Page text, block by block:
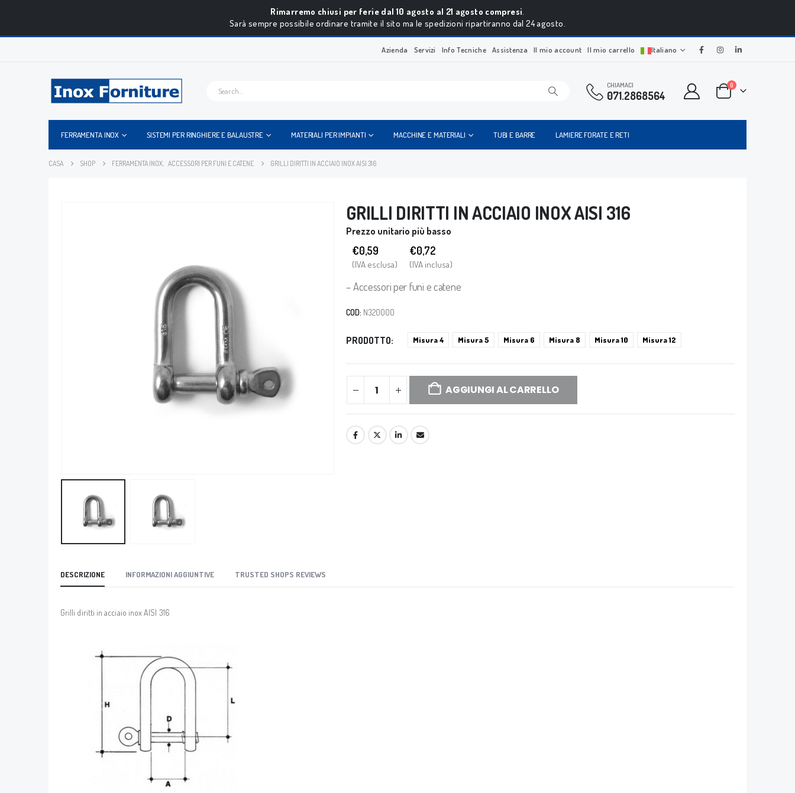
Rimarremo chiusi per ferie dal 10 agosto al 21 agosto compresi.
Sarà sempre possibile ordinare tramite il sito ma le spedizioni ripartiranno dal 24 agosto.
Azienda Servizi Info Tecniche Assistenza Il mio account Il mio carrello Italiano
CHIAMACI
071.2868564
0
FERRAMENTA INOX SISTEMI PER RINGHIERE E BALAUSTRE MATERIALI PER IMPIANTI MACCHINE E MATERIALI TUBI E BARRE LAMIERE FORATE E RETI
CASA SHOP FERRAMENTA INOX, ACCESSORI PER FUNI E CATENE GRILLI DIRITTI IN ACCIAIO INOX AISI 316
GRILLI DIRITTI IN ACCIAIO INOX AISI 316
Prezzo unitario più basso
€0,59
(IVA esclusa)
€0,72
(IVA inclusa)
– Accessori per funi e catene
COD: N320000
PRODOTTO Misura 4 Misura 5 Misura 6 Misura 8 Misura 10 Misura 12
AGGIUNGI AL CARRELLO
DESCRIZIONE INFORMAZIONI AGGIUNTIVE TRUSTED SHOPS REVIEWS
Grilli diritti in acciaio inox AISI 316